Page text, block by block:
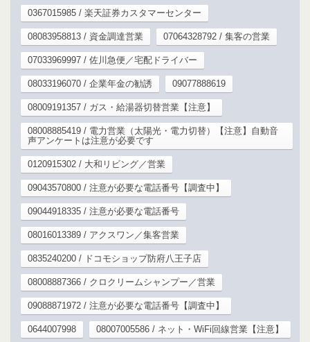
0367015985 / 楽天証券カスタマーセンター
08083958813 / 資金調達営業 07064328792 / 集客の営業
07033969997 / 佐川急便／宅配ドライバー
08033196070 / 企業年金の勧誘 09077888619
08009191357 / ガス・給湯器切替営業【注意】
08008885419 / 電力営業（太陽光・電力切替）【注意】自動音
声アンケートは注意が必要です
0120915302 / 大和リビング／営業
09043570800 / 注意が必要な電話番号【調査中】
09044918335 / 注意が必要な電話番号
08016013389 / アクスワン／集客営業
0835240200 / ドコモショップ防府八王子店
08008887366 / クロクリームシャンプー／営業
09088871972 / 注意が必要な電話番号【調査中】
0644007998 08007005586 / ネット・WiFi回線営業【注意】